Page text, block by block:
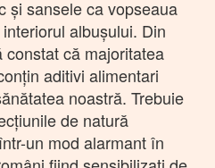
şi sansele ca vopseaua
albuşului. Din
că majoritatea
aditivi alimentari
noastră. Trebuie
de natură
un mod alarmant în